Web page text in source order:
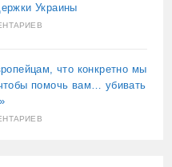
Украины
что конкретно мы
помочь вам… убивать